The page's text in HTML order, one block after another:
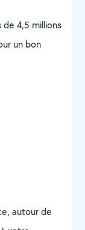
4,5 millions
un bon
autour de